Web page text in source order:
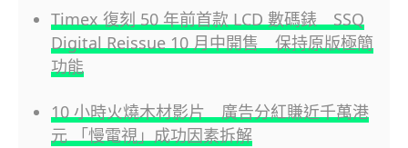
Timex 復刻 50 年前首款 LCD 數碼錶 SSQ
Digital Reissue 10 月中開售 保持原版極簡
功能
10 小時火燒木材影片 廣告分紅賺近千萬港
元 「慢電視」成功因素拆解